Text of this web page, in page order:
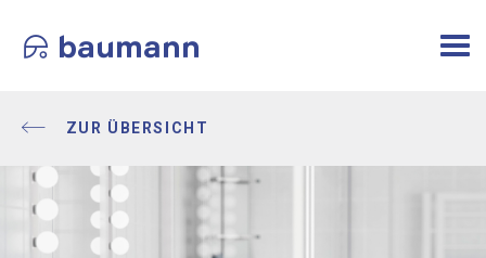
ZUR ÜBERSICHT